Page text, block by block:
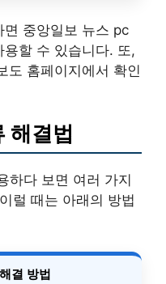
면 중앙일보 뉴스 pc
할 수 있습니다. 또,
도 홈페이지에서 확인
해결법
하다 보면 여러 가지
럴 때는 아래의 방법
해결 방법